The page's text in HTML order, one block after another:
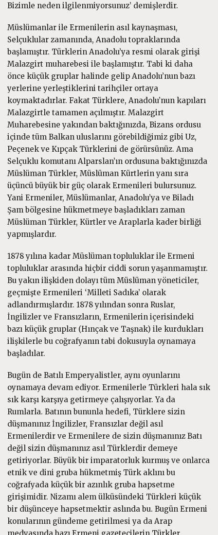
Bizimle neden ilgilenmiyorsunuz’ demişlerdir.
Müslümanlar ile Ermenilerin asıl kaynaşması,
Selçuklular zamanında, Anadolu topraklarında
başlamıştır. Türklerin Anadolu’ya resmi olarak girişi
Malazgirt muharebesi ile başlamıştır. Tabi ki daha
önce küçük gruplar halinde gelip Anadolu’nun bazı
yerlerine yerleştiklerini tarihçiler ortaya
koymaktadırlar. Fakat Türklere, Anadolu’nun kapıları
Malazgirtle tamamen açılmıştır. Malazgirt
Muharebesine yakından baktığınızda, Bizans ordusu
içinde tüm Balkan uluslarını görebildiğimiz gibi Uz,
Peçenek ve Kıpçak Türklerini de görürsünüz. Ama
Selçuklu komutanı Alparslan’ın ordusuna baktığınızda
Müslüman Türkler, Müslüman Kürtlerin yanı sıra
üçüncü büyük bir güç olarak Ermenileri bulursunuz.
Yani Ermeniler, Müslümanlar, Anadolu’ya ve Biladı
Şam bölgesine hükmetmeye başladıkları zaman
Müslüman Türkler, Kürtler ve Araplarla kader birliği
yapmışlardır.
1878 yılına kadar Müslüman topluluklar ile Ermeni
topluluklar arasında hiçbir ciddi sorun yaşanmamıştır.
Bu yakın ilişkiden dolayı tüm Müslüman yöneticiler,
geçmişte Ermenileri ‘Milleti Sadıka’ olarak
adlandırmışlardır. 1878 yılından sonra Ruslar,
İngilizler ve Fransızların, Ermenilerin içerisindeki
bazı küçük gruplar (Hınçak ve Taşnak) ile kurdukları
ilişkilerle bu coğrafyanın tabi dokusuyla oynamaya
başladılar.
Bugün de Batılı Emperyalistler, aynı oyunlarını
oynamaya devam ediyor. Ermenilerle Türkleri hala sık
sık karşı karşıya getirmeye çalışıyorlar. Ya da
Rumlarla. Batının bununla hedefi, Türklere sizin
düşmanınız İngilizler, Fransızlar değil asıl
Ermenilerdir ve Ermenilere de sizin düşmanınız Batı
değil sizin düşmanınız asıl Türklerdir demeye
getiriyorlar. Büyük bir imparatorluk kurmuş ve onlarca
etnik ve dini gruba hükmetmiş Türk aklını bu
coğrafyada küçük bir azınlık gruba hapsetme
girişimidir. Nizamı alem ülküsündeki Türkleri küçük
bir düşünceye hapsetmektir aslında bu. Bugün Ermeni
konularının gündeme getirilmesi ya da Arap